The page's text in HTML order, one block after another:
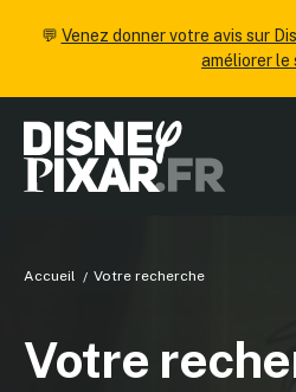
💬 Venez donner votre avis sur
améliorer le
Accueil Votre recherche
Votre